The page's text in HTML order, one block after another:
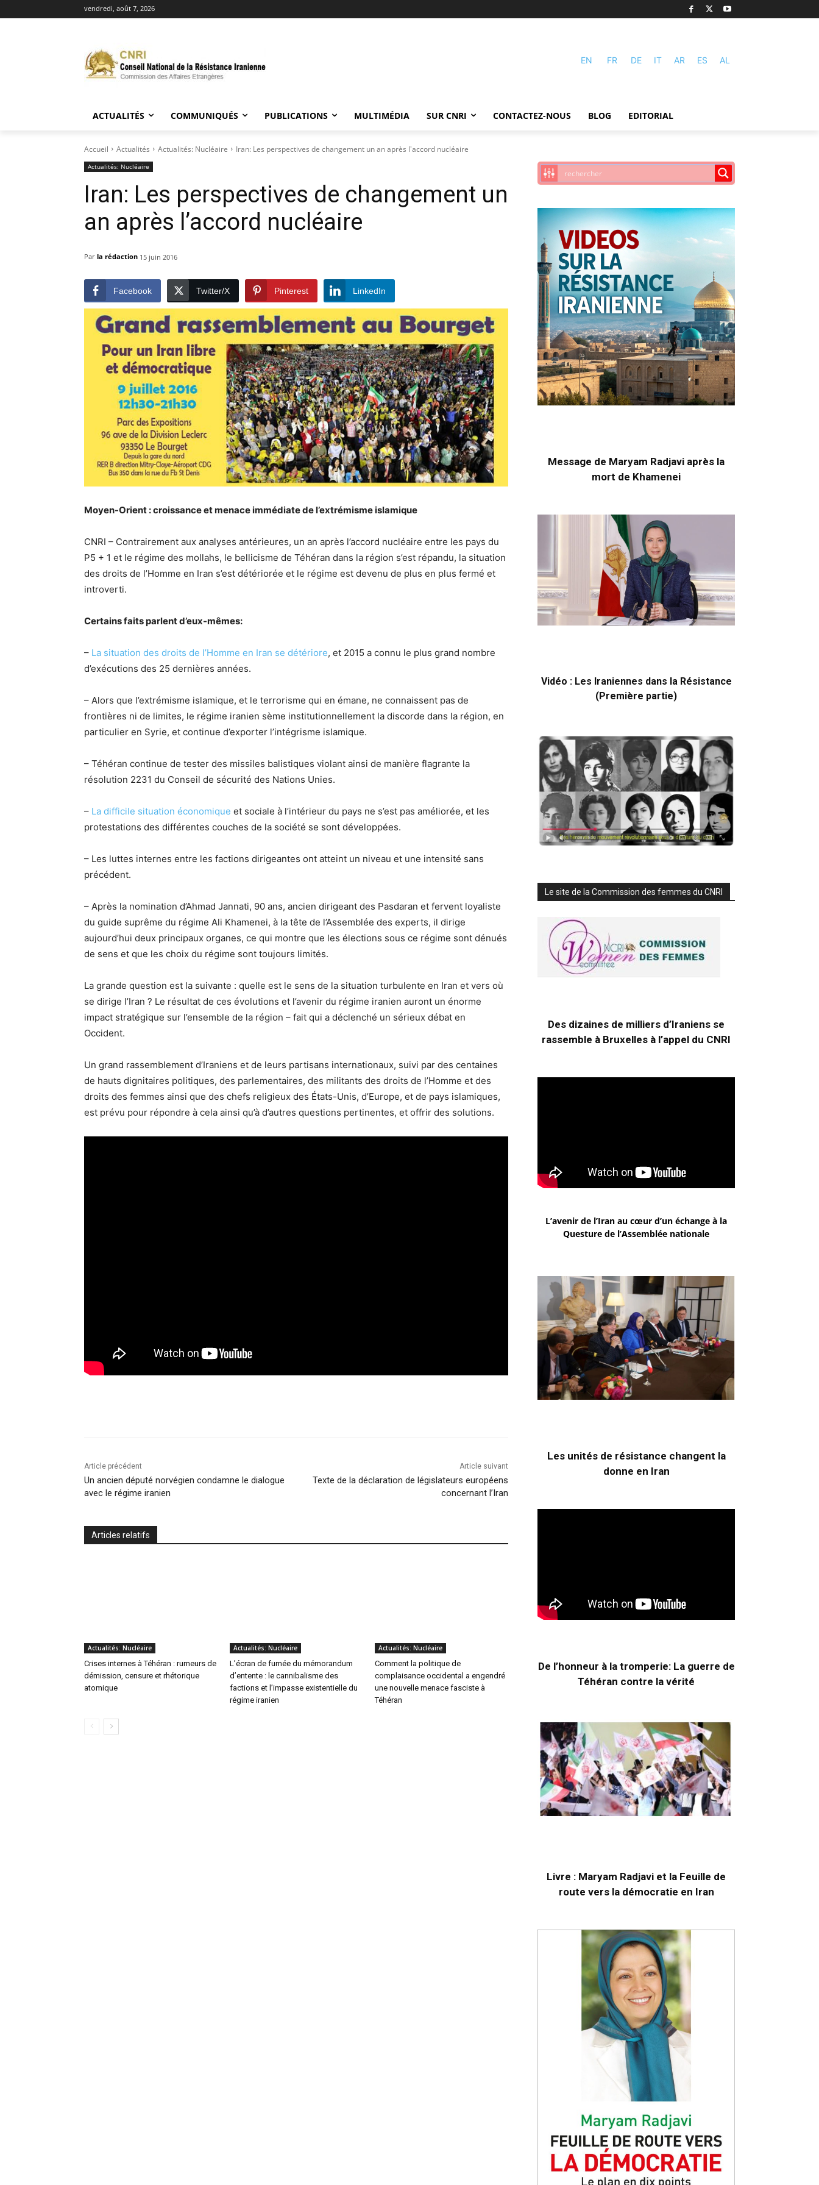
vendredi, août 7, 2026
EN FR DE IT AR ES AL
ACTUALITÉS COMMUNIQUÉS PUBLICATIONS MULTIMÉDIA SUR CNRI CONTACTEZ-NOUS BLOG EDITORIAL
Accueil Actualités Actualités: Nucléaire Iran: Les perspectives de changement un an après l'accord nucléaire
Actualités: Nucléaire
Iran: Les perspectives de changement un
an après l’accord nucléaire
Par la rédaction 15 juin 2016
Facebook Twitter/X Pinterest LinkedIn
Moyen-Orient : croissance et menace immédiate de l’extrémisme islamique
CNRI – Contrairement aux analyses antérieures, un an après l’accord nucléaire entre les pays du
P5 + 1 et le régime des mollahs, le bellicisme de Téhéran dans la région s’est répandu, la situation
des droits de l’Homme en Iran s’est détériorée et le régime est devenu de plus en plus fermé et
introverti.
Certains faits parlent d’eux-mêmes:
– La situation des droits de l’Homme en Iran se détériore, et 2015 a connu le plus grand nombre
d’exécutions des 25 dernières années.
– Alors que l’extrémisme islamique, et le terrorisme qui en émane, ne connaissent pas de
frontières ni de limites, le régime iranien sème institutionnellement la discorde dans la région, en
particulier en Syrie, et continue d’exporter l’intégrisme islamique.
– Téhéran continue de tester des missiles balistiques violant ainsi de manière flagrante la
résolution 2231 du Conseil de sécurité des Nations Unies.
– La difficile situation économique et sociale à l’intérieur du pays ne s’est pas améliorée, et les
protestations des différentes couches de la société se sont développées.
– Les luttes internes entre les factions dirigeantes ont atteint un niveau et une intensité sans
précédent.
– Après la nomination d’Ahmad Jannati, 90 ans, ancien dirigeant des Pasdaran et fervent loyaliste
du guide suprême du régime Ali Khamenei, à la tête de l’Assemblée des experts, il dirige
aujourd’hui deux principaux organes, ce qui montre que les élections sous ce régime sont dénués
de sens et que les choix du régime sont toujours limités.
La grande question est la suivante : quelle est le sens de la situation turbulente en Iran et vers où
se dirige l’Iran ? Le résultat de ces évolutions et l’avenir du régime iranien auront un énorme
impact stratégique sur l’ensemble de la région – fait qui a déclenché un sérieux débat en
Occident.
Un grand rassemblement d’Iraniens et de leurs partisans internationaux, suivi par des centaines
de hauts dignitaires politiques, des parlementaires, des militants des droits de l’Homme et des
droits des femmes ainsi que des chefs religieux des États-Unis, d’Europe, et de pays islamiques,
est prévu pour répondre à cela ainsi qu’à d’autres questions pertinentes, et offrir des solutions.
Article précédent
Un ancien député norvégien condamne le dialogue
avec le régime iranien
Article suivant
Texte de la déclaration de législateurs européens
concernant l’Iran
Articles relatifs
Actualités: Nucléaire
Crises internes à Téhéran : rumeurs de
démission, censure et rhétorique
atomique
Actualités: Nucléaire
L’écran de fumée du mémorandum
d’entente : le cannibalisme des
factions et l’impasse existentielle du
régime iranien
Actualités: Nucléaire
Comment la politique de
complaisance occidental a engendré
une nouvelle menace fasciste à
Téhéran
Message de Maryam Radjavi après la
mort de Khamenei
Vidéo : Les Iraniennes dans la Résistance
(Première partie)
Le site de la Commission des femmes du CNRI
Des dizaines de milliers d’Iraniens se
rassemble à Bruxelles à l’appel du CNRI
L’avenir de l’Iran au cœur d’un échange à la
Questure de l’Assemblée nationale
Les unités de résistance changent la
donne en Iran
De l’honneur à la tromperie: La guerre de
Téhéran contre la vérité
Livre : Maryam Radjavi et la Feuille de
route vers la démocratie en Iran